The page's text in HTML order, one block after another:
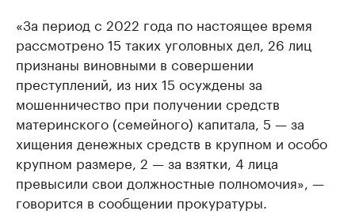
«За период с 2022 года по настоящее время
рассмотрено 15 таких уголовных дел, 26 лиц
признаны виновными в совершении
преступлений, из них 15 осуждены за
мошенничество при получении средств
материнского (семейного) капитала, 5 — за
хищения денежных средств в крупном и особо
крупном размере, 2 — за взятки, 4 лица
превысили свои должностные полномочия», —
говорится в сообщении прокуратуры.